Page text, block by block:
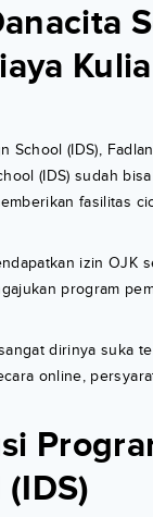
School (IDS),
(IDS) sudah
fasilitas
izin OJK
program
dirinya suka
online,